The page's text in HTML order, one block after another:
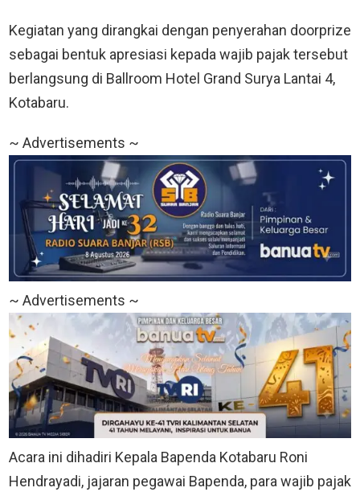
Kegiatan yang dirangkai dengan penyerahan doorprize
sebagai bentuk apresiasi kepada wajib pajak tersebut
berlangsung di Ballroom Hotel Grand Surya Lantai 4,
Kotabaru.
~ Advertisements ~
~ Advertisements ~
Acara ini dihadiri Kepala Bapenda Kotabaru Roni
Hendrayadi, jajaran pegawai Bapenda, para wajib pajak